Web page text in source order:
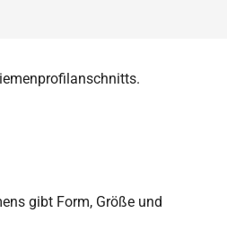
gibt Form, Größe und